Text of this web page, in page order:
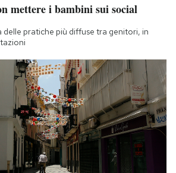
mettere i bambini sui social
delle pratiche più diffuse tra genitori, in